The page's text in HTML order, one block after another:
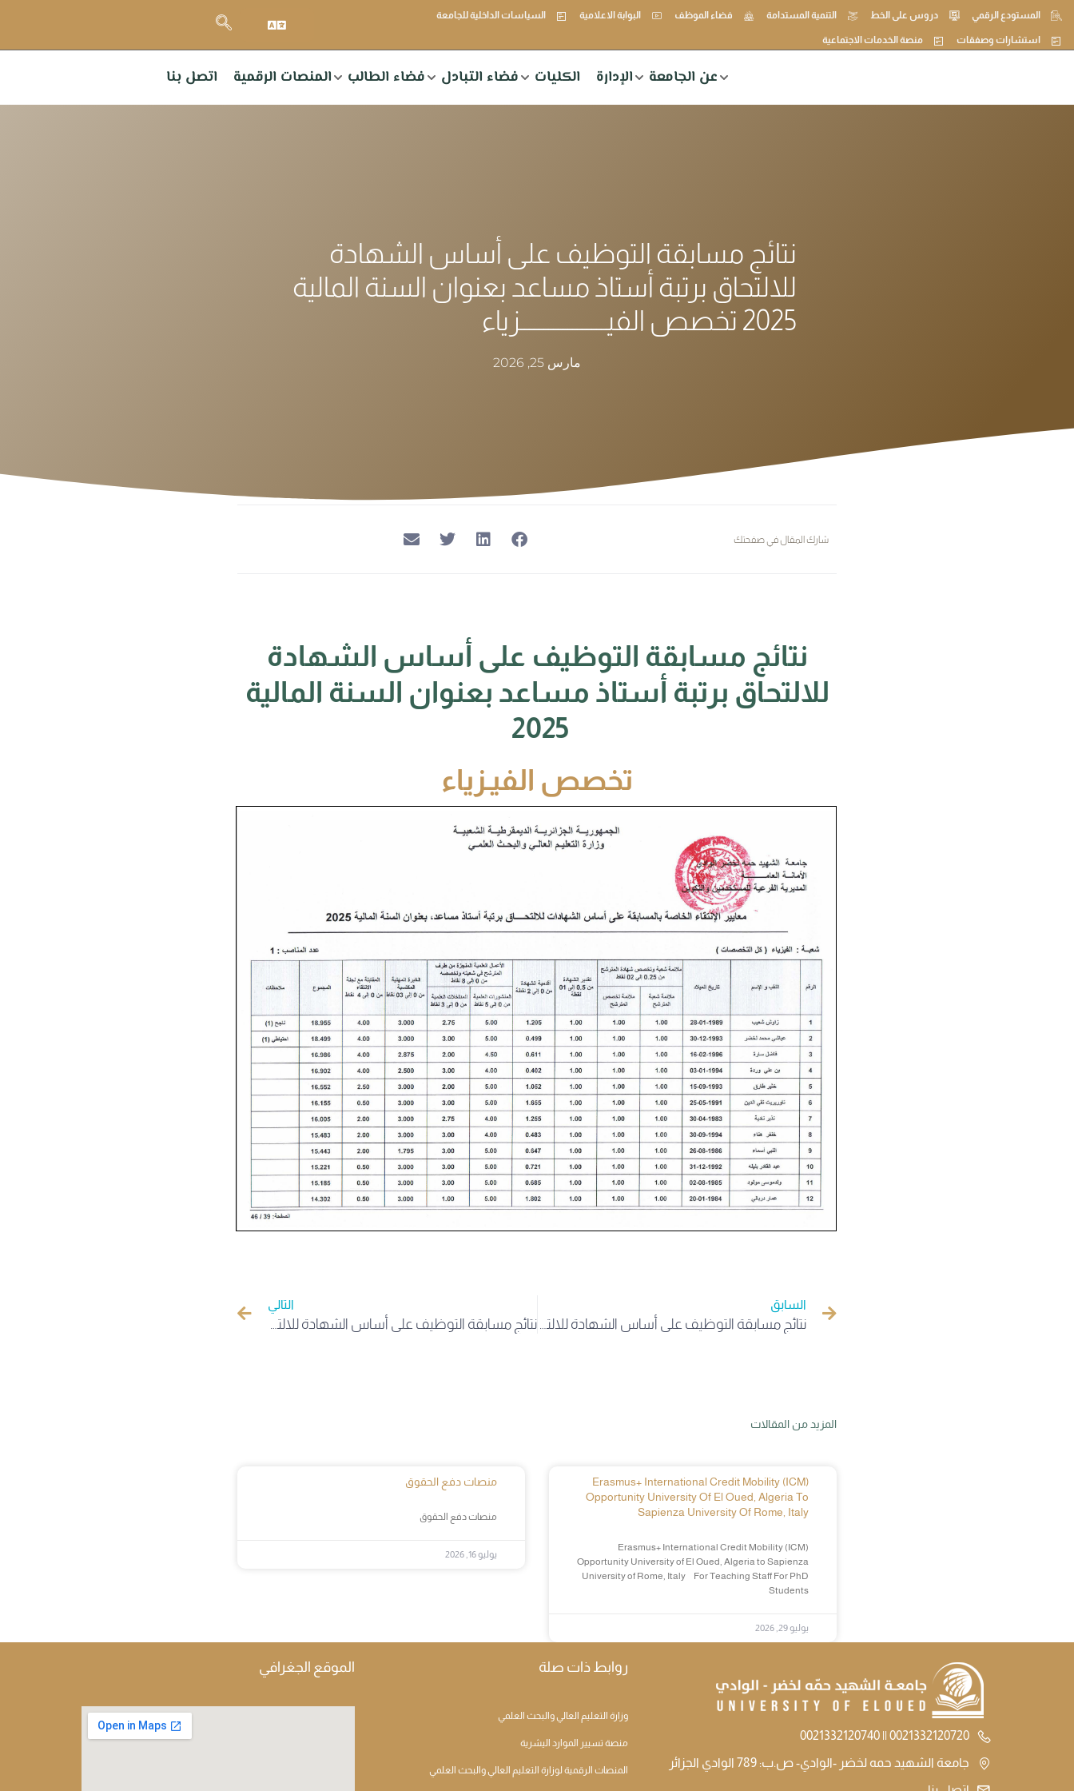
المستودع الرقمي دروس على الخط التنمية المستدامة فضاء الموظف البوابة الاعلامية السياسات الداخلية للجامعة
استشارات وصفقات منصة الخدمات الاجتماعية
عن الجامعة الإدارة الكليات فضاء التبادل فضاء الطالب المنصات الرقمية اتصل بنا
نتائج مسابقة التوظيف على أساس الشهادة
للالتحاق برتبة أستاذ مساعد بعنوان السنة المالية
2025 تخصص الفيــــــــــــــــــزياء
مارس 25, 2026
شارك المقال في صفحتك
نتائج مسابقة التوظيف على أساس الشهادة
للالتحاق برتبة أستاذ مساعد بعنوان السنة المالية
2025
تخصص الفيـزياء
السابق
نتائج مسابقة التوظيف على أساس الشهادة للالتحاق برتبة أستاذ مساعد بعنوان السنة المالية 2025 تخصص التاريـــــــــــخ
التالي
نتائج مسابقة التوظيف على أساس الشهادة للالتحاق برتبة أستاذ مساعد بعنوان السنة المالية 2025 تخصص الإعــــــــلام الآلـــــــــــي
المزيد من المقالات
Erasmus+ International Credit Mobility (ICM)
Opportunity University Of El Oued, Algeria To
Sapienza University Of Rome, Italy
Erasmus+ International Credit Mobility (ICM)
Opportunity University of El Oued, Algeria to Sapienza
University of Rome, Italy For Teaching Staff For PhD
Students
يوليو 29, 2026
منصات دفع الحقوق
منصات دفع الحقوق
يوليو 16, 2026
0021332120720 || 0021332120740
جامعة الشهيد حمه لخضر -الوادي- ص.ب: 789 الوادي الجزائر
روابط ذات صلة
وزارة التعليم العالي والبحث العلمي
منصة تسيير الموارد اليشرية
المنصات الرقمية لوزارة التعليم العالي والبحث العلمي
الموقع الجغرافي